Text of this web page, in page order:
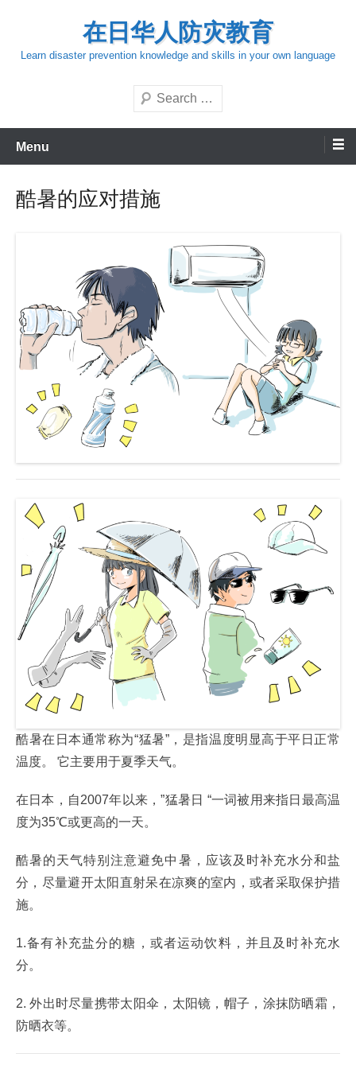
content
在日华人防灾教育
Learn disaster prevention knowledge and skills in your own language
Search
Menu
酷暑的应对措施
酷暑在日本通常称为“猛暑”，是指温度明显高于平日正常
温度。 它主要用于夏季天气。
在日本，自2007年以来，”猛暑日 “一词被用来指日最高温
度为35℃或更高的一天。
酷暑的天气特别注意避免中暑，应该及时补充水分和盐
分，尽量避开太阳直射呆在凉爽的室内，或者采取保护措
施。
1.备有补充盐分的糖，或者运动饮料，并且及时补充水
分。
2. 外出时尽量携带太阳伞，太阳镜，帽子，涂抹防晒霜，
防晒衣等。